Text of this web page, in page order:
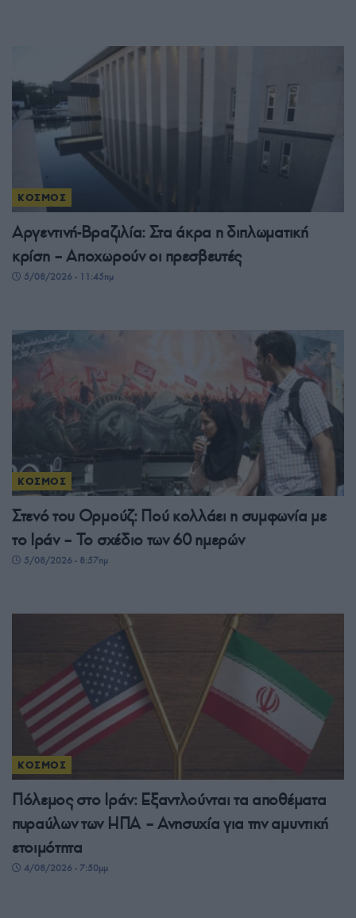
ΚΟΣΜΟΣ
Αργεντινή-Βραζιλία: Στα άκρα η διπλωματική
κρίση – Αποχωρούν οι πρεσβευτές
5/08/2026 - 11:45πμ
ΚΟΣΜΟΣ
Στενό του Ορμούζ: Πού κολλάει η συμφωνία με
το Ιράν – Το σχέδιο των 60 ημερών
5/08/2026 - 8:57πμ
ΚΟΣΜΟΣ
Πόλεμος στο Ιράν: Εξαντλούνται τα αποθέματα
πυραύλων των ΗΠΑ – Ανησυχία για την αμυντική
ετοιμότητα
4/08/2026 - 7:50μμ